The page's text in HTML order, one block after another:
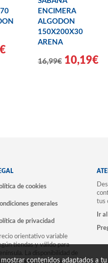
ENCIMERA
ALGODON
150X200X30
ARENA
16,99€ 10,19€
de cookies
generales
de privacidad
orientativo variable
tiendas y válido para
La disponibilidad de
es orientativa,
tus
Ir
contenidos adaptados a